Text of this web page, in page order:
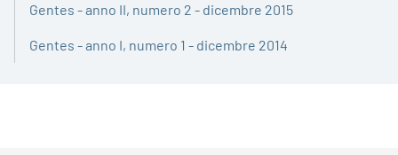
Gentes - anno II, numero 2 - dicembre 2015
Gentes - anno I, numero 1 - dicembre 2014